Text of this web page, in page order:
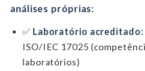
análises próprias:
✅ Laboratório acreditado:
ISO/IEC 17025
laboratórios)